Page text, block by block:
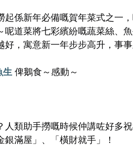
係新年必備嘅賀年菜式之一
呢道菜將七彩繽紛嘅蔬菜絲、
好，寓意新一年步步高升，事
生 俾鵝食～感動～
人類助手撈嘅時候仲講咗好多
滿屋」、「橫財就手」！